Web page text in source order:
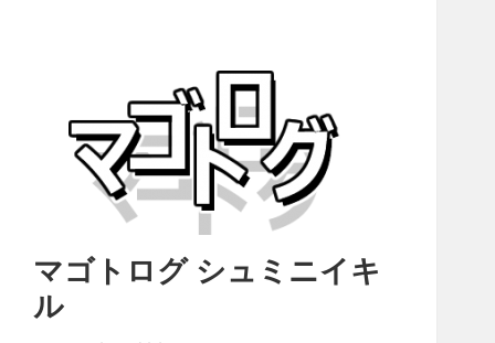
マゴトログ シュミニイキ
ル